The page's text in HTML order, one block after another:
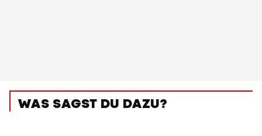
WAS SAGST DU DAZU?